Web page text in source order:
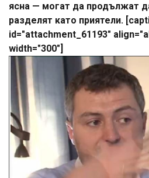
ясна — могат да продължат
разделят като приятели.
id="attachment_61193"
width="300"]